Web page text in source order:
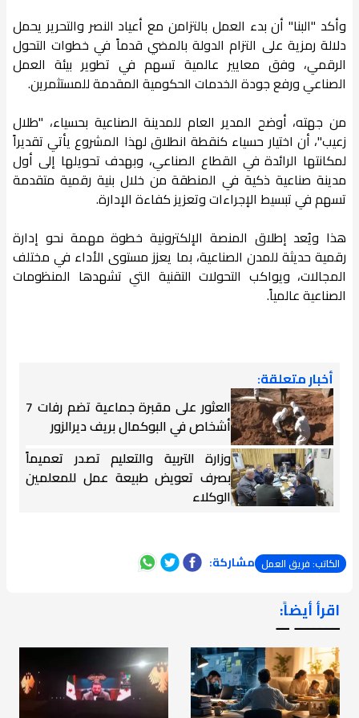
وأكد "البنا" أن بدء العمل بالتزامن مع أعياد النصر والتحرير يحمل
دلالة رمزية على التزام الدولة بالمضي قدماً في خطوات التحول
الرقمي، وفق معايير عالمية تسهم في تطوير بيئة العمل
الصناعي ورفع جودة الخدمات الحكومية المقدمة للمستثمرين.
من جهته، أوضح المدير العام للمدينة الصناعية بحسياء، "طلال
زعيب"، أن اختيار حسياء كنقطة انطلاق لهذا المشروع يأتي تقديراً
لمكانتها الرائدة في القطاع الصناعي، وبهدف تحويلها إلى أول
مدينة صناعية ذكية في المنطقة من خلال بنية رقمية متقدمة
تسهم في تبسيط الإجراءات وتعزيز كفاءة الإدارة.
هذا ويُعد إطلاق المنصة الإلكترونية خطوة مهمة نحو إدارة
رقمية حديثة للمدن الصناعية، بما يعزز مستوى الأداء في مختلف
المجالات، ويواكب التحولات التقنية التي تشهدها المنظومات
الصناعية عالمياً.
أخبار متعلقة:
العثور على مقبرة جماعية تضم رفات 7
أشخاص في البوكمال بريف ديرالزور
وزارة التربية والتعليم تصدر تعميماً
بصرف تعويض طبيعة عمل للمعلمين
الوكلاء
الكاتب: فريق العمل مشاركة:
اقرأ أيضاً:
ـــــــ ــ